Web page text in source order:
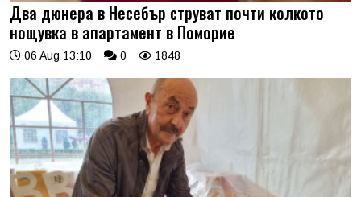
Два дюнера в Несебър струват почти колкото
нощувка в апартамент в Поморие
06 Aug 13:10 0 1848